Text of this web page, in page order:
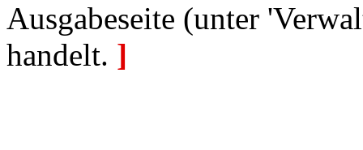
Ausgabeseite (unter
handelt. ]